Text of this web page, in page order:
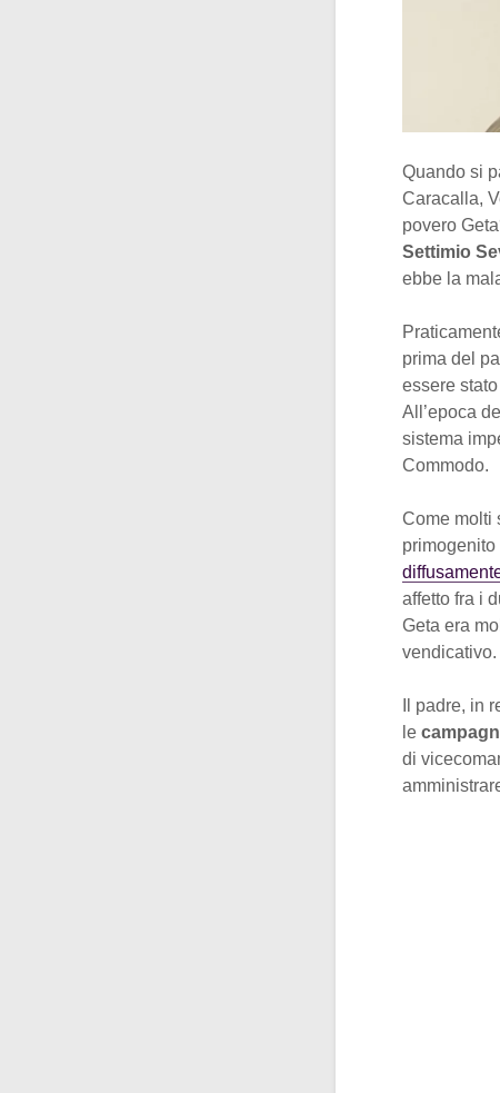
Quando si
Caracalla,
povero
Settimio
ebbe la
prima del
essere
All’epoca
sistema
Commodo.
Come molti
affetto fra i
Geta era
vendicativo.
Il padre, in
le
di